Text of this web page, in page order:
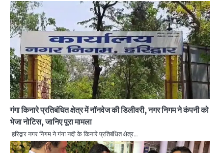
गंगा किनारे प्रतिबंधित क्षेत्र में नॉनवेज की डिलीवरी, नगर निगम ने कंपनी को
भेजा नोटिस, जानिए पूरा मामला
हरिद्वार नगर निगम ने गंगा नदी के किनारे प्रतिबंधित क्षेत्र…